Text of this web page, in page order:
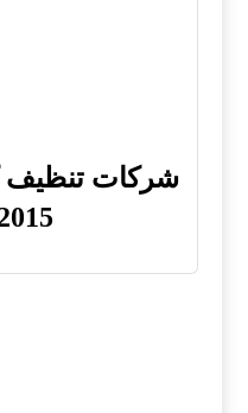
شركات تنظيف